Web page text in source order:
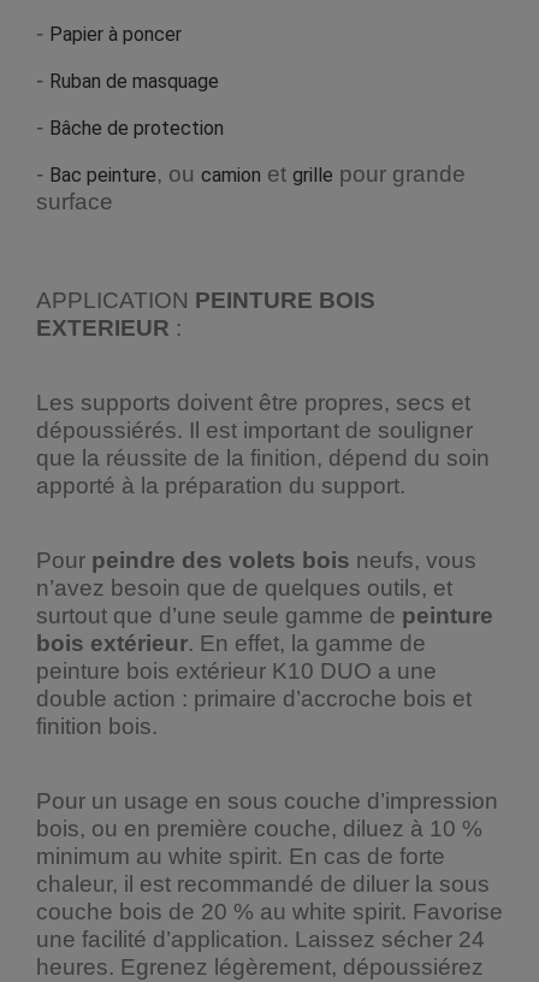
- Papier à poncer
- Ruban de masquage
- Bâche de protection
- Bac peinture, ou camion et grille pour grande
surface
APPLICATION PEINTURE BOIS
EXTERIEUR :
Les supports doivent être propres, secs et
dépoussiérés. Il est important de souligner
que la réussite de la finition, dépend du soin
apporté à la préparation du support.
Pour peindre des volets bois neufs, vous
n’avez besoin que de quelques outils, et
surtout que d’une seule gamme de peinture
bois extérieur. En effet, la gamme de
peinture bois extérieur K10 DUO a une
double action : primaire d’accroche bois et
finition bois.
Pour un usage en sous couche d’impression
bois, ou en première couche, diluez à 10 %
minimum au white spirit. En cas de forte
chaleur, il est recommandé de diluer la sous
couche bois de 20 % au white spirit. Favorise
une facilité d’application. Laissez sécher 24
heures. Egrenez légèrement, dépoussiérez